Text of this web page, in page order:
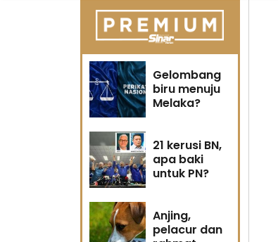
Gelombang
biru menuju
Melaka?
21 kerusi BN,
apa baki
untuk PN?
Anjing,
pelacur dan